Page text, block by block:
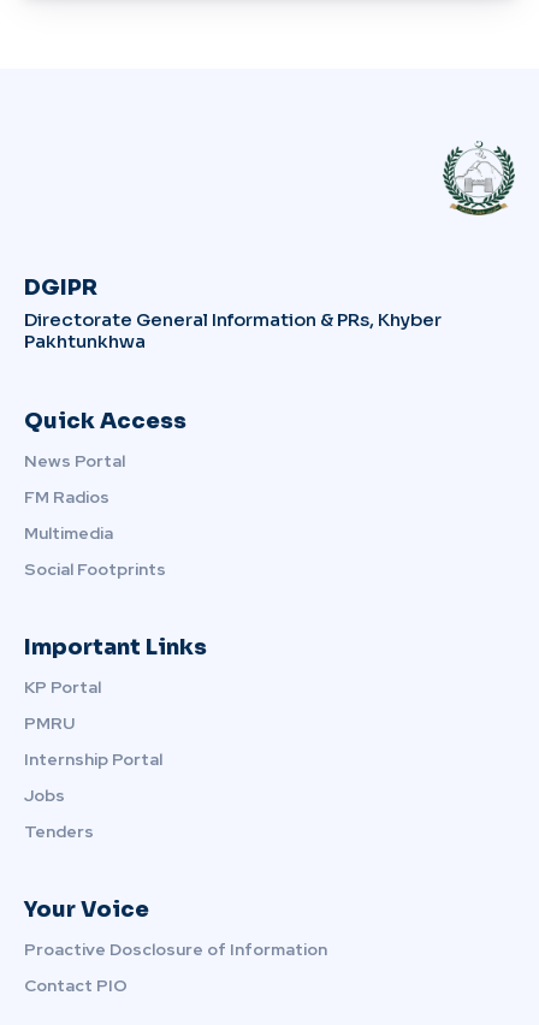
DGIPR
Directorate General Information & PRs, Khyber
Pakhtunkhwa
Quick Access
News Portal
FM Radios
Multimedia
Social Footprints
Important Links
KP Portal
PMRU
Internship Portal
Jobs
Tenders
Your Voice
Proactive Dosclosure of Information
Contact PIO